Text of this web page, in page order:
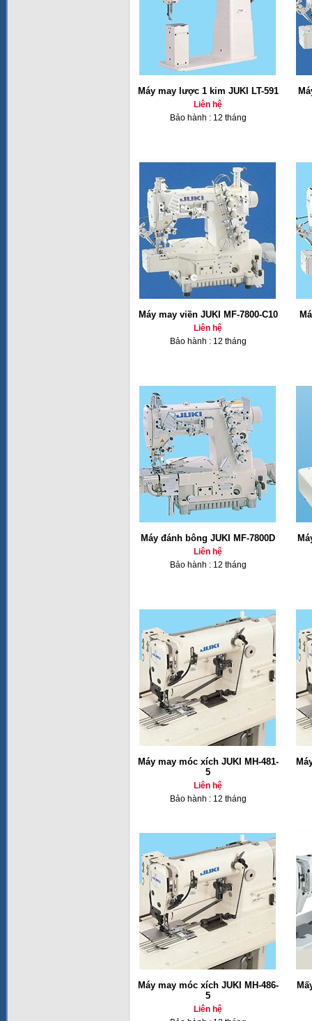
Máy may lược 1 kim JUKI LT-591
Liên hệ
Bảo hành : 12 tháng
Máy may viền JUKI MF-7800-C10
Liên hệ
Bảo hành : 12 tháng
Máy đánh bông JUKI MF-7800D
Liên hệ
Bảo hành : 12 tháng
Máy may móc xích JUKI MH-481-
5
Liên hệ
Bảo hành : 12 tháng
Máy may móc xích JUKI MH-486-
5
Liên hệ